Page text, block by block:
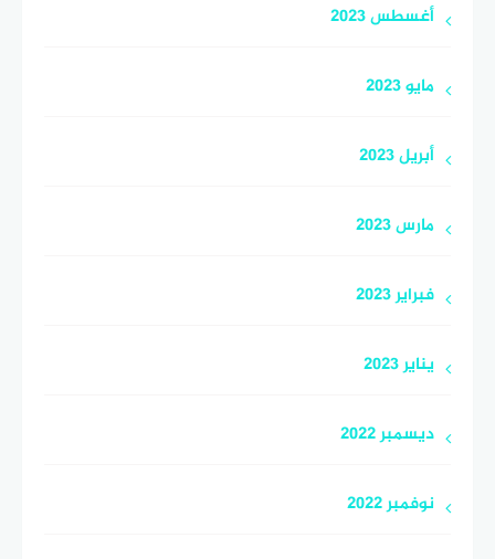
أغسطس 2023
مايو 2023
أبريل 2023
مارس 2023
فبراير 2023
يناير 2023
ديسمبر 2022
نوفمبر 2022